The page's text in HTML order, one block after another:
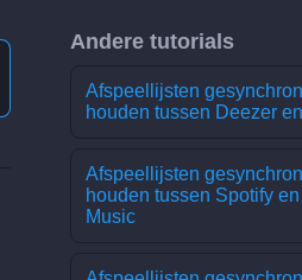
Andere tutorials
Afspeellijsten
houden tussen Deezer
Afspeellijsten
houden tussen Spotify
Music